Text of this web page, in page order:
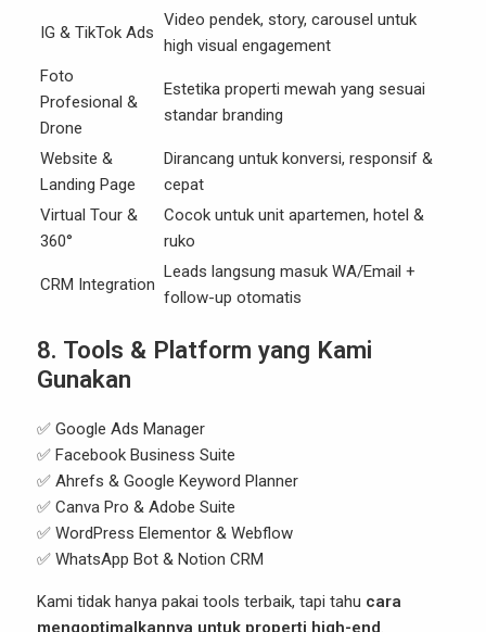
IG & TikTok Ads
Video pendek, story, carousel untuk
high visual engagement
Foto
Profesional &
Drone
Estetika properti mewah yang sesuai
standar branding
Website &
Landing Page
Dirancang untuk konversi, responsif &
cepat
Virtual Tour &
360°
Cocok untuk unit apartemen, hotel &
ruko
CRM Integration
Leads langsung masuk WA/Email +
follow-up otomatis
8. Tools & Platform yang Kami
Gunakan
✅ Google Ads Manager
✅ Facebook Business Suite
✅ Ahrefs & Google Keyword Planner
✅ Canva Pro & Adobe Suite
✅ WordPress Elementor & Webflow
✅ WhatsApp Bot & Notion CRM
Kami tidak hanya pakai tools terbaik, tapi tahu cara
mengoptimalkannya untuk properti high-end.